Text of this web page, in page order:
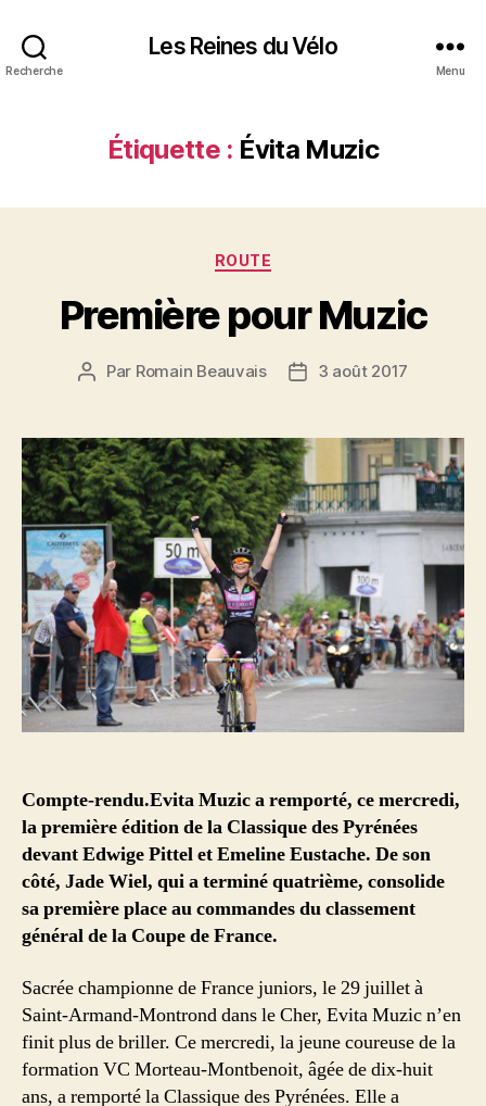
Recherche
Les Reines du Vélo
Menu
Étiquette : Évita Muzic
Catégories
ROUTE
Première pour Muzic
Auteur
Par Romain Beauvais
Date3 août 2017
Compte-rendu.Evita Muzic a remporté, ce mercredi,
la première édition de la Classique des Pyrénées
devant Edwige Pittel et Emeline Eustache. De son
côté, Jade Wiel, qui a terminé quatrième, consolide
sa première place au commandes du classement
général de la Coupe de France.
Sacrée championne de France juniors, le 29 juillet à
Saint-Armand-Montrond dans le Cher, Evita Muzic n’en
finit plus de briller. Ce mercredi, la jeune coureuse de la
formation VC Morteau-Montbenoit, âgée de dix-huit
ans, a remporté la Classique des Pyrénées. Elle a